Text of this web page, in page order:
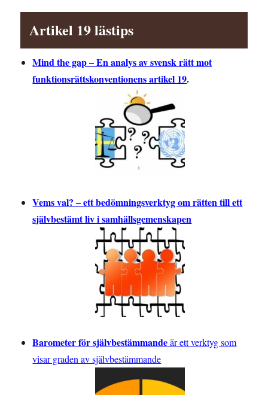
Artikel 19 lästips
Mind the gap – En analys av svensk rätt mot
funktionsrättskonventionens artikel 19.
Vems val? – ett bedömningsverktyg om rätten till ett
självbestämt liv i samhällsgemenskapen
Barometer för självbestämmandeär ett verktyg som
visar graden av självbestämmande